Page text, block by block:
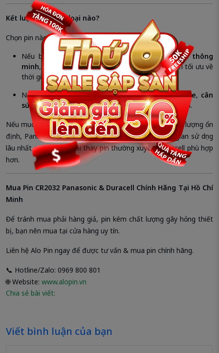
Kết luận: Nên chọn loại nào?
Chọn pin nào phụ thuộc vào thiết bị bạn đang sử dụng:
Nếu bạn cần pin chosmartkey ô tô
đồng hồ thông
minh, thiết bị chuyên dụng, Duracell là lựa chọn tối ưu về
thời gian sử dụng và độ ổn định.
Nếu bạn cần pin chođồng hồ treo tường,remote, cân
sức khỏe, Panasonic là lựa chọn tiết kiệm và ổn định.
Nếu muốn tiết kiệm chi phí trong khi vẫn đảm bảo chất lượng ổn
định, Panasonic là lựa chọn hợp lý. Nếu ưu tiên thời gian sử dụng
lâu nhất mà không phải thay pin thường xuyên, Duracell phù hợp
hơn.
Mua Pin CR2032 Panasonic & Duracell Chính Hãng Tại Hồ Chí
Minh
Để tránh mua phải hàng giả, pin kém chất lượng gây hỏng thiết
bị, bạn nên mua tại cửa hàng uy tín.
Liên hệ Alo Pin ngay để được tư vấn & mua pin chính hãng.
📞 Hotline/Zalo: 0969 800 801
🌐 Website: www.alopin.vn
Chia sẻ bài viết:
Viết bình luận của bạn